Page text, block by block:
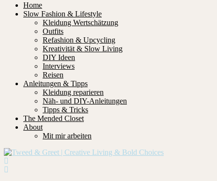
Home
Slow Fashion & Lifestyle
Kleidung Wertschätzung
Outfits
Refashion & Upcycling
Kreativität & Slow Living
DIY Ideen
Interviews
Reisen
Anleitungen & Tipps
Kleidung reparieren
Näh- und DIY-Anleitungen
Tipps & Tricks
The Mended Closet
About
Mit mir arbeiten